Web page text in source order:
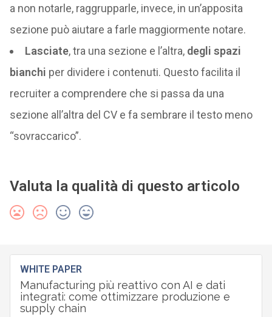
a non notarle, raggrupparle, invece, in un’apposita
sezione può aiutare a farle maggiormente notare.
Lasciate, tra una sezione e l’altra, degli spazi
bianchi per dividere i contenuti. Questo facilita il
recruiter a comprendere che si passa da una
sezione all’altra del CV e fa sembrare il testo meno
“sovraccarico”.
Valuta la qualità di questo articolo
WHITE PAPER
Manufacturing più reattivo con AI e dati
integrati: come ottimizzare produzione e
supply chain